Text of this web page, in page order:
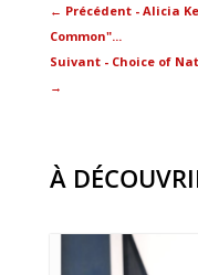
← Précédent - Alicia
Common"...
Suivant - Choice of
→
À